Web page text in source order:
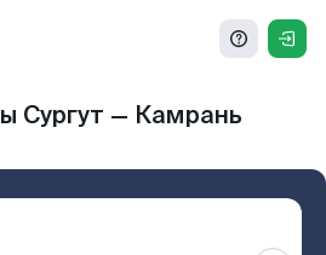
Сургут — Камрань